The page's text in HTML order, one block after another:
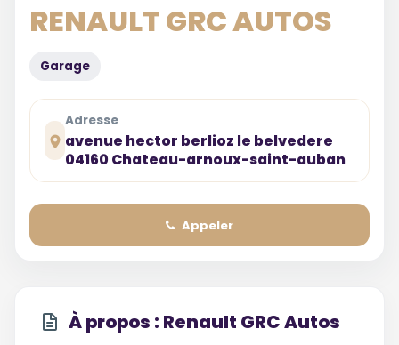
RENAULT GRC AUTOS
Garage
Adresse
avenue hector berlioz le belvedere
04160 Chateau-arnoux-saint-auban
Appeler
À propos : Renault GRC Autos